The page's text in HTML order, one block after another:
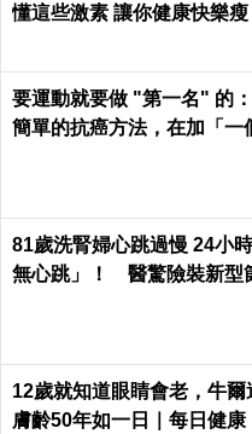
懂這些激素 讓你健康快樂瘦
要運動就要做 "第一名" 的
簡單的抗癌方法，在加「一
81歲洗腎婦心跳過慢 24小
無心跳」！ 醫驚險裝新型
12歲就知道眼睛會老，牛爾
膚齡50年如一日｜每日健